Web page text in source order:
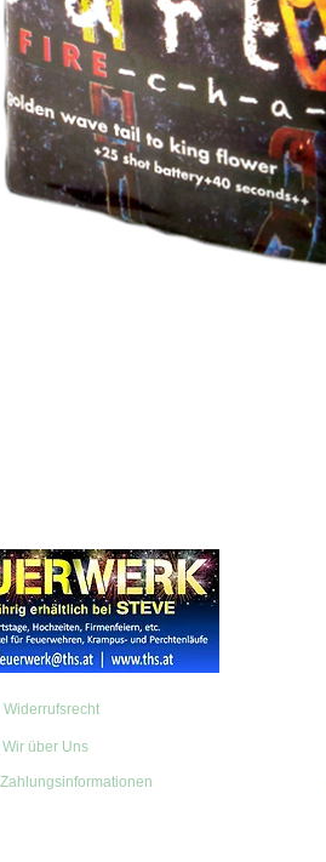
Widerrufsrecht
Wir über Uns
Zahlungsinformationen